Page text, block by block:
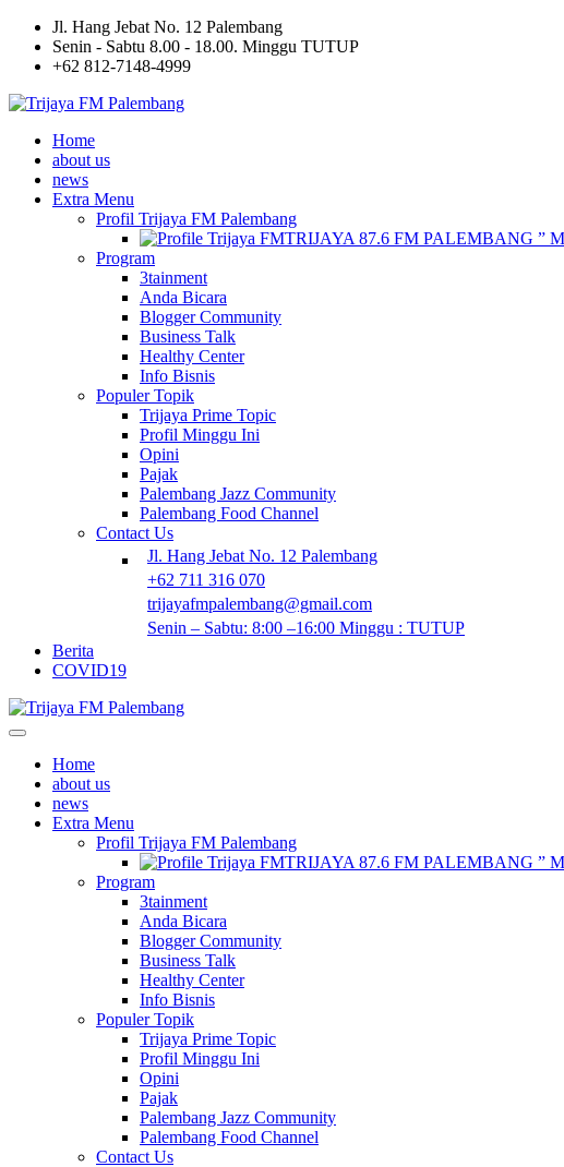
Jl. Hang Jebat No. 12 Palembang
Senin - Sabtu 8.00 - 18.00. Minggu TUTUP
+62 812-7148-4999
Home
about us
news
Extra Menu
Profil Trijaya FM Palembang
TRIJAYA 87.6 FM PALEMBANG ”
Program
3tainment
Anda Bicara
Blogger Community
Business Talk
Healthy Center
Info Bisnis
Populer Topik
Trijaya Prime Topic
Profil Minggu Ini
Opini
Pajak
Palembang Jazz Community
Palembang Food Channel
Contact Us
Jl. Hang Jebat No. 12 Palembang
+62 711 316 070
trijayafmpalembang@gmail.com
Senin – Sabtu: 8:00 –16:00 Minggu : TUTUP
Berita
COVID19
Home
about us
news
Extra Menu
Profil Trijaya FM Palembang
TRIJAYA 87.6 FM PALEMBANG ”
Program
3tainment
Anda Bicara
Blogger Community
Business Talk
Healthy Center
Info Bisnis
Populer Topik
Trijaya Prime Topic
Profil Minggu Ini
Opini
Pajak
Palembang Jazz Community
Palembang Food Channel
Contact Us